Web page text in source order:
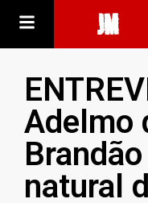
JM
Adelmo
natural